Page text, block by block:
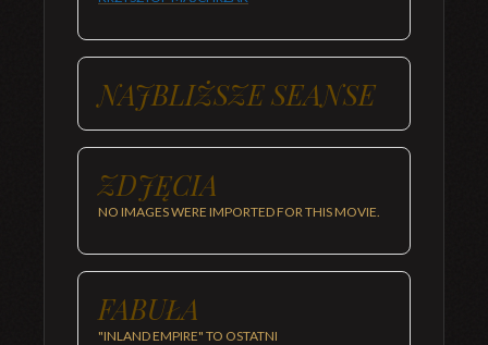
NAJBLIŻSZE SEANSE
ZDJĘCIA
NO IMAGES WERE IMPORTED FOR THIS MOVIE.
FABUŁA
"INLAND EMPIRE" TO OSTATNI